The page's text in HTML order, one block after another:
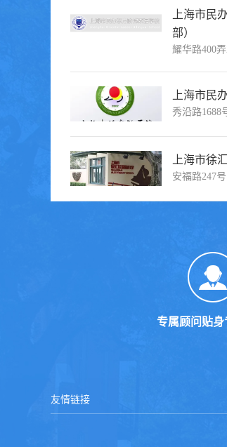
上海市民
部）
耀华路400
上海市民
秀沿路1688
上海市徐
安福路247号
专属顾问贴
友情链接